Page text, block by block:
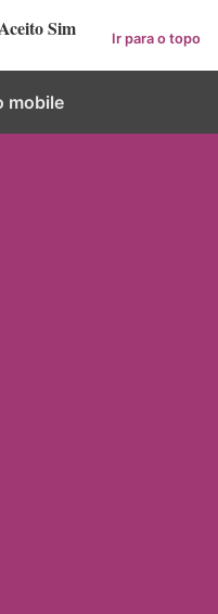
Sim Ir para o topo
mobile